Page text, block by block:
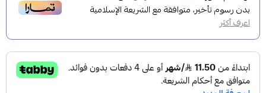
بدون رسوم تأخير، متوافقة مع الشريعة الإسلامية
اعرف أكثر